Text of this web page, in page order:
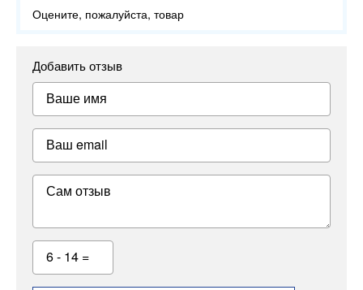
Оцените, пожалуйста, товар
Добавить отзыв
Ваше имя
Ваш email
Сам отзыв
6 - 14 =